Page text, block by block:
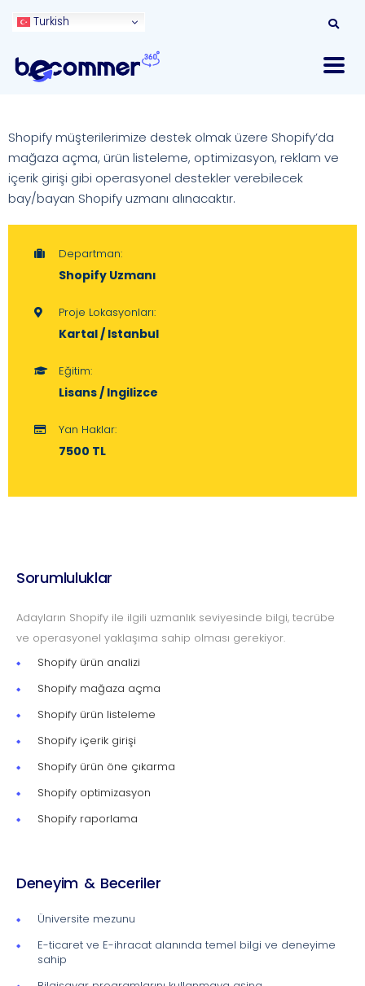
Turkish
Shopify müşterilerimize destek olmak üzere Shopify’da
mağaza açma, ürün listeleme, optimizasyon, reklam ve
içerik girişi gibi operasyonel destekler verebilecek
bay/bayan Shopify uzmanı alınacaktır.
Departman:
Shopify Uzmanı
Proje Lokasyonları:
Kartal / Istanbul
Eğitim:
Lisans / Ingilizce
Yan Haklar:
7500 TL
Sorumluluklar
Adayların Shopify ile ilgili uzmanlık seviyesinde bilgi, tecrübe
ve operasyonel yaklaşıma sahip olması gerekiyor.
Shopify ürün analizi
Shopify mağaza açma
Shopify ürün listeleme
Shopify içerik girişi
Shopify ürün öne çıkarma
Shopify optimizasyon
Shopify raporlama
Deneyim & Beceriler
Üniversite mezunu
E-ticaret ve E-ihracat alanında temel bilgi ve deneyime
sahip